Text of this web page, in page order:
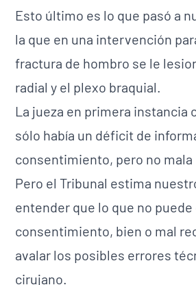
Esto último es lo que pasó a
la que en una intervención
fractura de hombro se le
radial y el plexo braquial.
La jueza en primera instancia
sólo había un déficit de
consentimiento, pero no mala
Pero el Tribunal estima
entender que lo que no puede
consentimiento, bien o mal
avalar los posibles errores
cirujano.